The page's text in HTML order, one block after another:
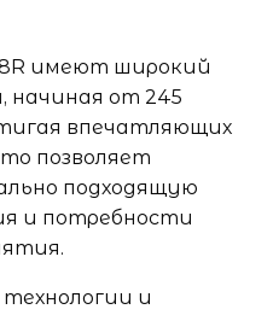
имеют широкий
начиная от 245
впечатляющих
позволяет
подходящую
и потребности
и